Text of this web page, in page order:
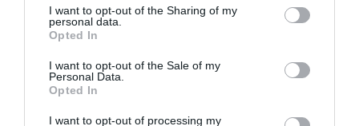
not limited to your visit or usage behaviour. You may click to
grant or deny consent to Google and its third-party tags to
use your data for below specified purposes in below Google
consent section.
I want to opt-out of the Sharing of my
personal data.
Opted In
I want to opt-out of the Sale of my
Personal Data.
Opted In
I want to opt-out of processing my
Véget érhet a fizikai bankkártyák kora: erre tart a
fizetés
csalásokon
Ennyi magyarnak van legalább 1 évi pénzügyi
tartaléka